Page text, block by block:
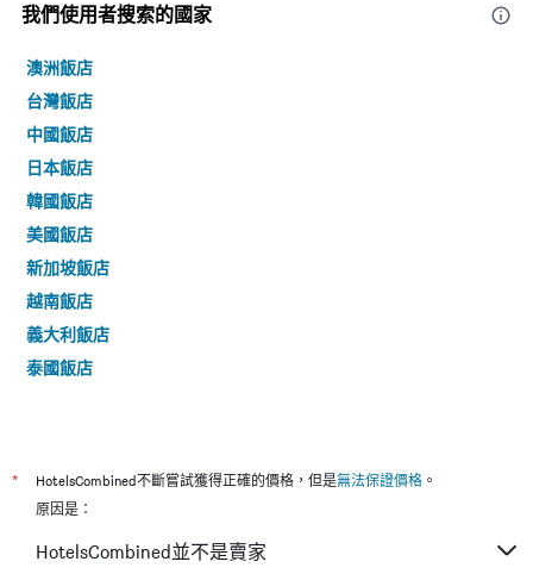
我們使用者搜索的國家
澳洲飯店
台灣飯店
中國飯店
日本飯店
韓國飯店
美國飯店
新加坡飯店
越南飯店
義大利飯店
泰國飯店
* HotelsCombined不斷嘗試獲得正確的價格，但是無法保證價格 。
原因是：
HotelsCombined並不是賣家